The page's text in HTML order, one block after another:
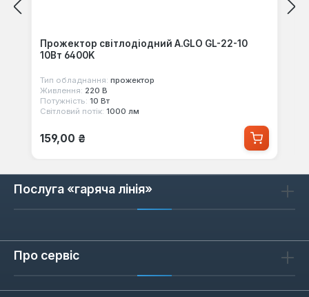
Прожектор світлодіодний A.GLO GL-22-10
10Вт 6400K
Тип обладнання: прожектор
Живлення: 220 В
Потужність: 10 Вт
Світловий потік: 1000 лм
Звичайна ціна:
159,00 ₴
Послуга «гаряча лінія»
Про сервіс